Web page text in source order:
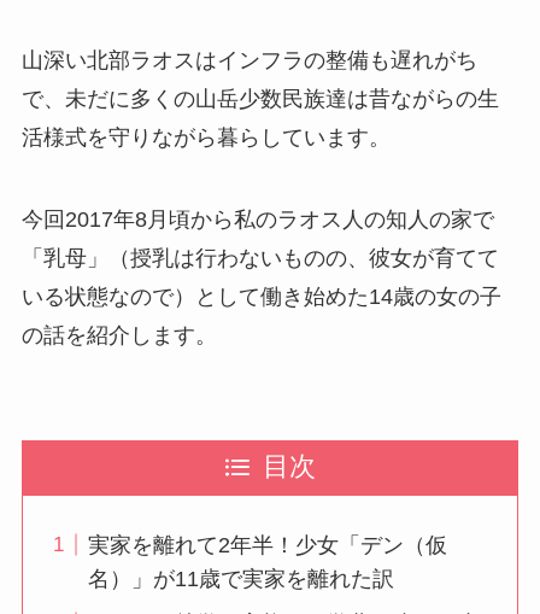
山深い北部ラオスはインフラの整備も遅れがち
で、未だに多くの山岳少数民族達は昔ながらの生
活様式を守りながら暮らしています。
今回2017年8月頃から私のラオス人の知人の家で
「乳母」（授乳は行わないものの、彼女が育てて
いる状態なので）として働き始めた14歳の女の子
の話を紹介します。
目次
実家を離れて2年半！少女「デン（仮
名）」が11歳で実家を離れた訳